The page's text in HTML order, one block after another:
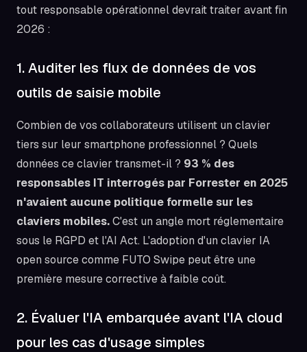
tout responsable opérationnel devrait traiter avant fin
2026 :
1. Auditer les flux de données de vos
outils de saisie mobile
Combien de vos collaborateurs utilisent un clavier
tiers sur leur smartphone professionnel ? Quels
données ce clavier transmet-il ? 93 % des
responsables IT interrogés par Forrester en 2025
n'avaient aucune politique formelle sur les
claviers mobiles.C'est un angle mort réglementaire
sous le RGPD et l'AI Act. L'adoption d'un clavier IA
open source comme FUTO Swipe peut être une
première mesure corrective à faible coût.
2. Évaluer l'IA embarquée avant l'IA cloud
pour les cas d'usage simples